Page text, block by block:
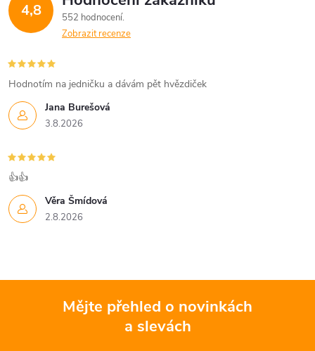
4,8
552 hodnocení
Zobrazit recenze
Jana Burešová
3.8.2026
Hodnotím na jedničku a dávám pět hvězdiček
Věra Šmídová
2.8.2026
👍👍
Mějte přehled o novinkách
a slevách